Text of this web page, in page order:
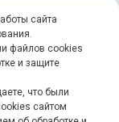
сайта
файлов cookies
и защите
что были
сайтом